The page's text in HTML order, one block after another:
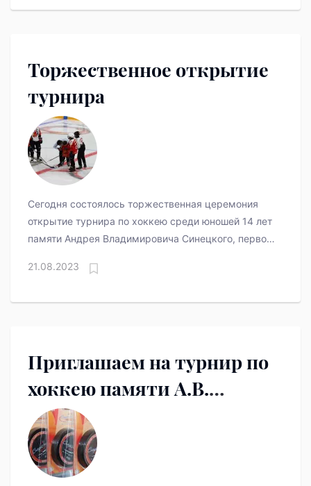
Торжественное открытие
турнира
Сегодня состоялось торжественная церемония
открытие турнира по хоккею среди юношей 14 лет
памяти Андрея Владимировича Синецкого, первого
21.08.2023
Приглашаем на турнир по
хоккею памяти А.В.
Синецкого